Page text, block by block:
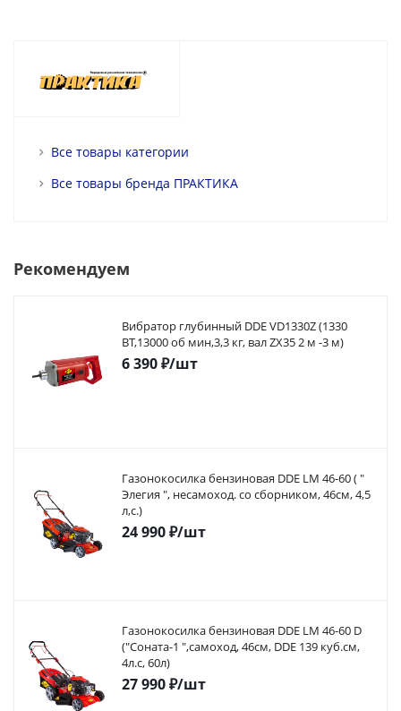
Все товары категории
Все товары бренда ПРАКТИКА
Рекомендуем
Вибратор глубинный DDE VD1330Z (1330
ВТ,13000 об мин,3,3 кг, вал ZX35 2 м -3 м)
6 390₽/шт
Газонокосилка бензиновая DDE LM 46-60 ( "
Элегия ", несамоход. со сборником, 46см, 4,5
л,с.)
24 990₽/шт
Газонокосилка бензиновая DDE LM 46-60 D
("Соната-1 ",самоход, 46cм, DDE 139 куб.см,
4л.с, 60л)
27 990₽/шт